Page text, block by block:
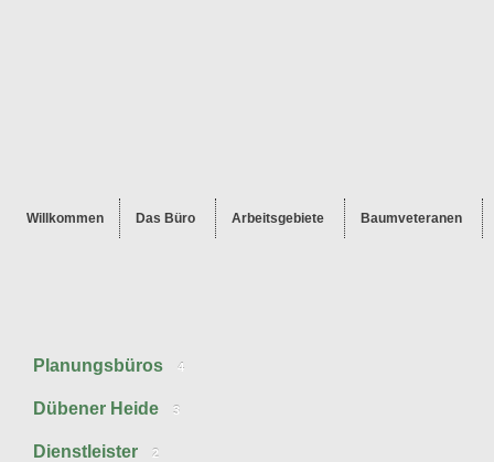
Willkommen Das Büro Arbeitsgebiete Baumveteranen
Planungsbüros 4
Dübener Heide 3
Dienstleister 2